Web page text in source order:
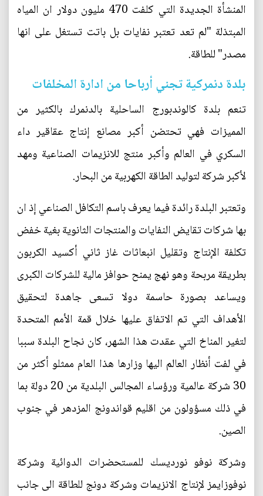
المنشأة الجديدة التي كلفت 470 مليون دولار ان المياه
المبتذلة "لم تعد تعتبر نفايات بل باتت تستغل على انها
مصدر" للطاقة.
بلدة دنمركية تجني أرباحا من ادارة المخلفات
تنعم بلدة كالوندبورج الساحلية بالدنمرك بالكثير من
المميزات فهي تحتضن أكبر مصانع إنتاج عقاقير داء
السكري في العالم وأكبر منتج للانزيمات الصناعية ومهد
لأكبر شركة لتوليد الطاقة الكهربية من البحار.
وتعتبر البلدة رائدة فيما يعرف باسم التكافل الصناعي إذ ان
بها شركات تقايض النفايات والمنتجات الثانوية بغية خفض
تكلفة الإنتاج وتقليل انبعاثات غاز ثاني أكسيد الكربون
بطريقة مربحة وهو نهج يمنح حوافز مالية للشركات الكبرى
ويساعد بصورة حاسمة دولا تسعى جاهدة لتحقيق
الأهداف التي تم الاتفاق عليها خلال قمة الأمم المتحدة
لتغير المناخ التي عقدت هذا الشهر، كان نجاح البلدة سببا
في لفت أنظار العالم اليها وزارها هذا العام ممثلو أكثر من
30 شركة عالمية ورؤساء المجالس البلدية من 20 دولة بما
في ذلك مسؤولون من اقليم قواندونج المزدهر في جنوب
الصين.
وشركة نوفو نورديسك للمستحضرات الدوائية وشركة
نوفوزايمز لإنتاج الانزيمات وشركة دونج للطاقة الى جانب